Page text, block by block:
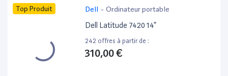
Top Produit Dell - Ordinateur portable
Dell Latitude 7420 14”
242 offres à partir de :
310,00 €